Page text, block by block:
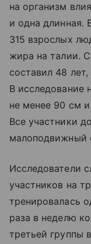
на организм
и одна длинная.
315 взрослых
жира на талии.
составил 48
В исследование
не менее 90 см
Все участники
малоподвижный
Исследователи
участников на
тренировалась
раза в неделю
третьей группы